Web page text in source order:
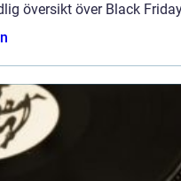
översikt över Black